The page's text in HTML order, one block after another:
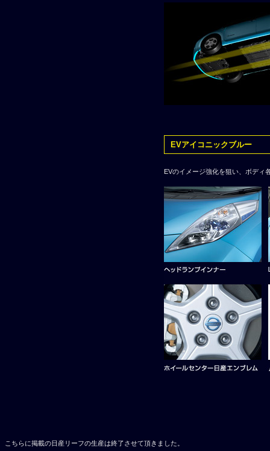
EVアイコニックブルー
EVのイメージ強化を狙い、ボディ
こちらに掲載の日産リーフの生産は終了させて頂きました。